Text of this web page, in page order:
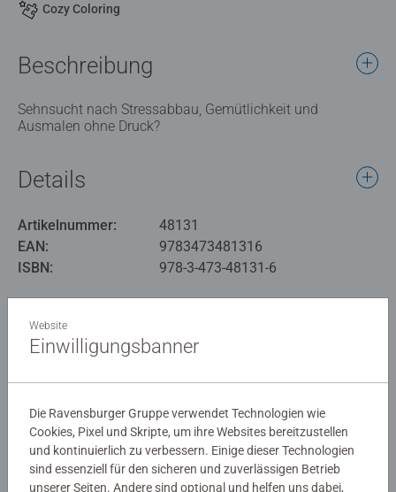
Cozy Coloring
Beschreibung
Sehnsucht nach Stressabbau, Gemütlichkeit und
Ausmalen ohne Druck?
Details
Artikelnummer:
48131
EAN:
9783473481316
ISBN:
978-3-473-48131-6
Ähnliche Produkte
Noch keine Bewertungen
abgegeben
Website
Einwilligungsbanner
Die Ravensburger Gruppe verwendet Technologien wie
Cookies, Pixel und Skripte, um ihre Websites bereitzustellen
und kontinuierlich zu verbessern. Einige dieser Technologien
sind essenziell für den sicheren und zuverlässigen Betrieb
unserer Seiten. Andere sind optional und helfen uns dabei,